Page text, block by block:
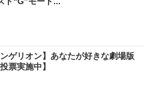
ンゲリオン】あなたが好きな劇場版
票実施中】